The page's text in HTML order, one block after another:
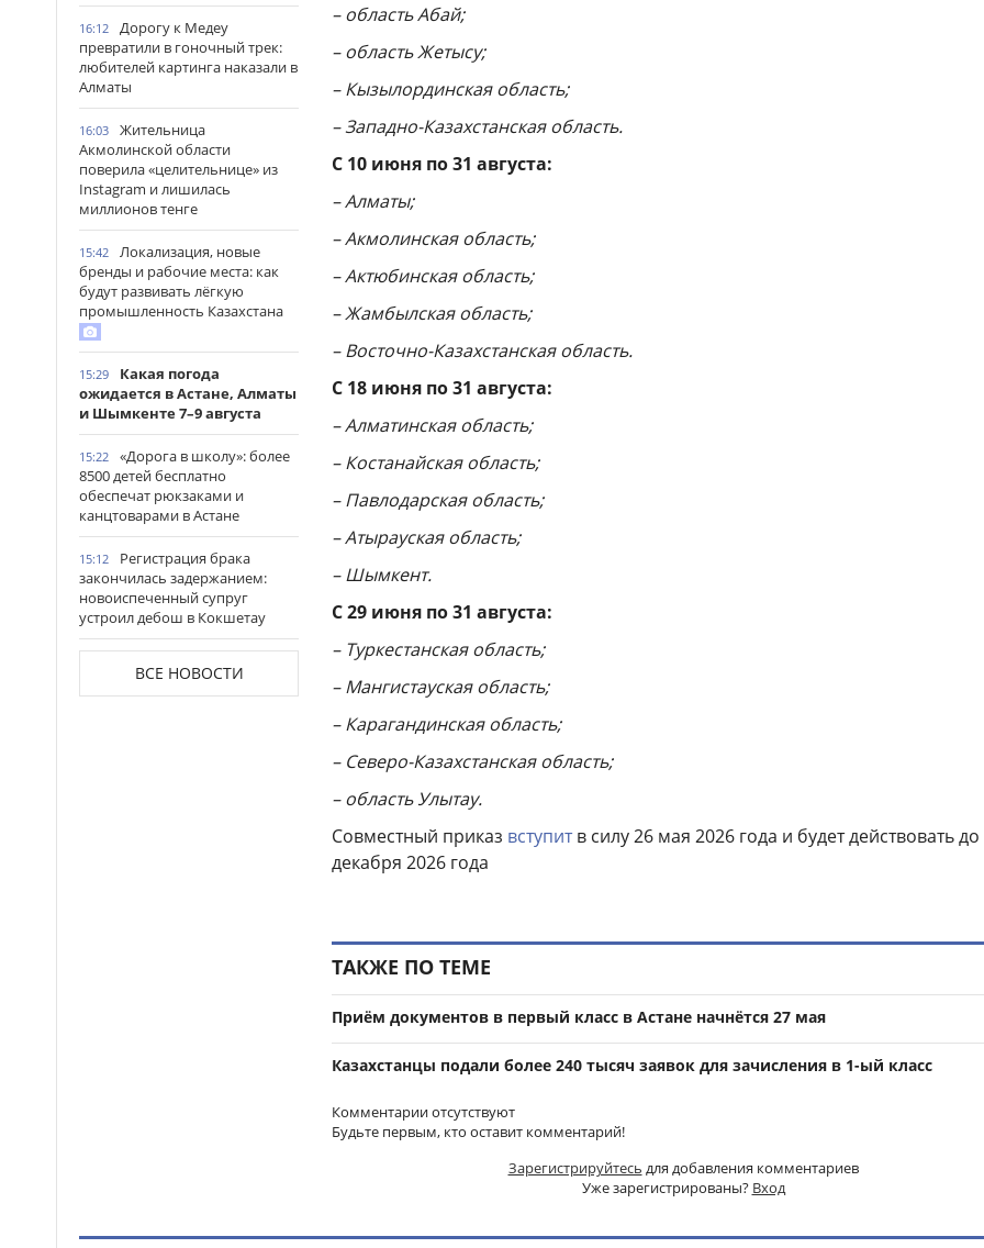
16:12
Дорогу к Медеу
превратили в гоночный трек:
любителей картинга наказали в
Алматы
16:03
Жительница
Акмолинской области
поверила «целительнице» из
Instagram и лишилась
миллионов тенге
15:42
Локализация, новые
бренды и рабочие места: как
будут развивать лёгкую
промышленность Казахстана
15:29
Какая погода
ожидается в Астане, Алматы
и Шымкенте 7–9 августа
15:22
«Дорога в школу»: более
8500 детей бесплатно
обеспечат рюкзаками и
канцтоварами в Астане
15:12
Регистрация брака
закончилась задержанием:
новоиспеченный супруг
устроил дебош в Кокшетау
Сауран началась реставрация
исторических памятников
претендовать на гранты в
ВСЕ НОВОСТИ
– область Абай;
– область Жетысу;
– Кызылординская область;
– Западно-Казахстанская область.
С 10 июня по 31 августа:
– Алматы;
– Акмолинская область;
– Актюбинская область;
– Жамбылская область;
– Восточно-Казахстанская область.
С 18 июня по 31 августа:
– Алматинская область;
– Костанайская область;
– Павлодарская область;
– Атырауская область;
– Шымкент.
С 29 июня по 31 августа:
– Туркестанская область;
– Мангистауская область;
– Карагандинская область;
– Северо-Казахстанская область;
– область Улытау.
Совместный приказ вступитв силу 26 мая 2026 года и будет действовать до
декабря 2026 года
ТАКЖЕ ПО ТЕМЕ
Приём документов в первый класс в Астане начнётся 27 мая
Казахстанцы подали более 240 тысяч заявок для зачисления в 1-ый класс
Комментарии отсутствуют
Будьте первым, кто оставит комментарий!
Зарегистрируйтесь для добавления комментариев
Уже зарегистрированы? Вход